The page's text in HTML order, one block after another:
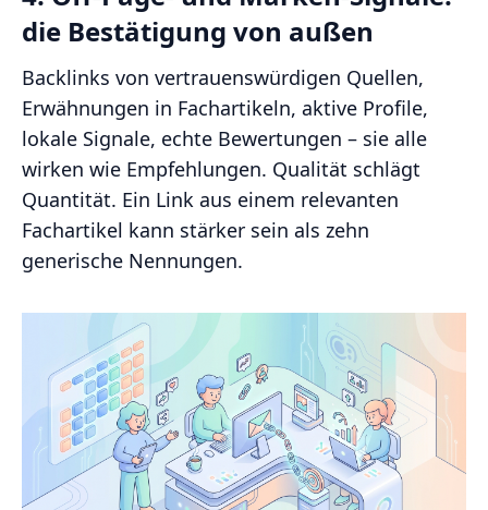
die Bestätigung von außen
Backlinks von vertrauenswürdigen Quellen,
Erwähnungen in Fachartikeln, aktive Profile,
lokale Signale, echte Bewertungen – sie alle
wirken wie Empfehlungen. Qualität schlägt
Quantität. Ein Link aus einem relevanten
Fachartikel kann stärker sein als zehn
generische Nennungen.